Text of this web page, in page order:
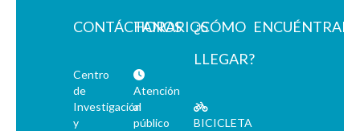
CONTÁCTANOS
Centro
de
Investigación
y
HORARIOS
Atención
al
público
¿CÓMO
LLEGAR?
BICICLETA